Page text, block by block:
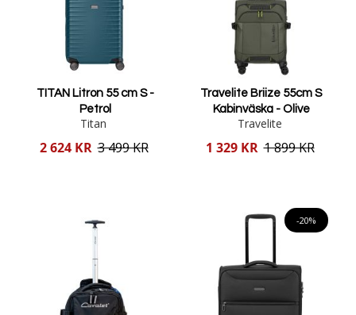
TITAN Litron 55 cm S -
Petrol
Titan
Reducerat
2 624 KR 3 499 KR
Travelite Briize 55cm S
Kabinväska - Olive
Travelite
Reducerat
1 329 KR 1 899 KR
-20%